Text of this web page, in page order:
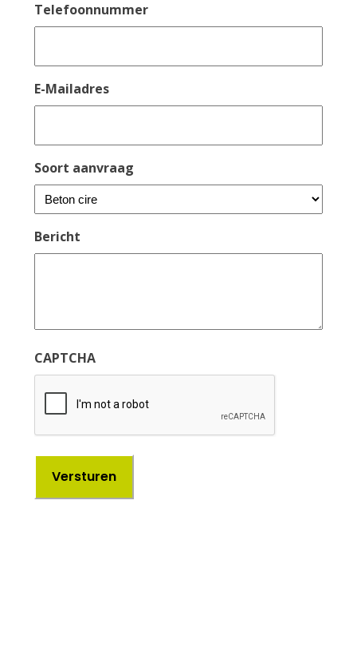
Telefoonnummer
E-Mailadres
Soort aanvraag
Bericht
CAPTCHA